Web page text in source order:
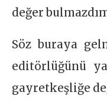
değer
Söz buraya
editörlüğünü
gayretkeşliğe